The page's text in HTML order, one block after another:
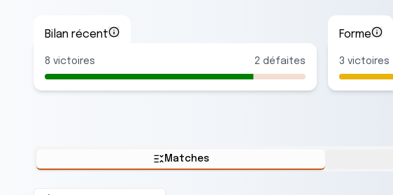
Bilan récent
8 victoires 2 défaites
Forme
3 victoires
Matches